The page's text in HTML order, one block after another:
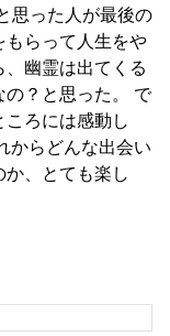
思った人が最後の
もらって人生をや
、幽霊は出てくる
？と思った。 で
ころには感動し
からどんな出会い
、とても楽し